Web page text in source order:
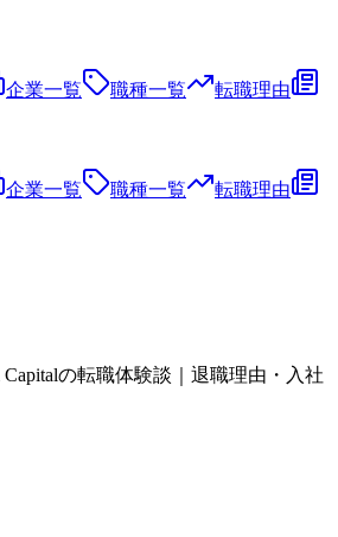
企業一覧 職種一覧
転職理由
企業一覧 職種一覧
転職理由
の転職体験談｜退職理由・入社